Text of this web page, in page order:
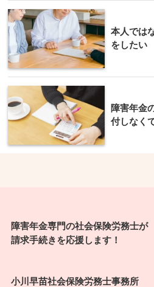
本人では
をしたい
障害年金
付しなく
障害年金専門の社会保険労務士が
請求手続きを応援します！
小川早苗社会保険労務士事務所